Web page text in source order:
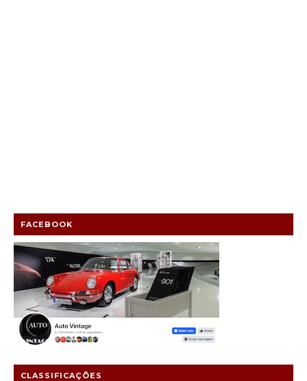
FACEBOOK
CLASSIFICAÇÕES